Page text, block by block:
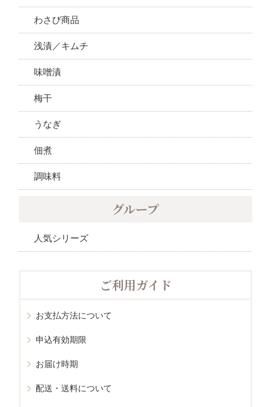
わさび商品
浅漬／キムチ
味噌漬
梅干
うなぎ
佃煮
調味料
グループ
人気シリーズ
ご利用ガイド
お支払方法について
申込有効期限
お届け時期
配送・送料について